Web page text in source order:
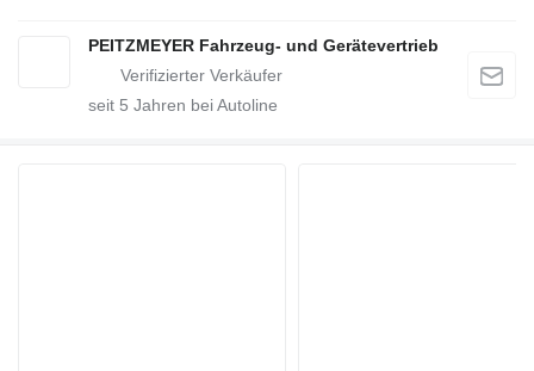
PEITZMEYER Fahrzeug- und Gerätevertrieb
seit 5 Jahren bei Autoline